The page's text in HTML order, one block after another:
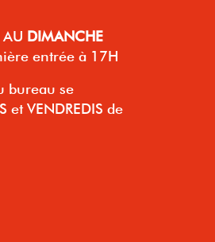
AU DIMANCHE
entrée à 17H
bureau se
et VENDREDIS de